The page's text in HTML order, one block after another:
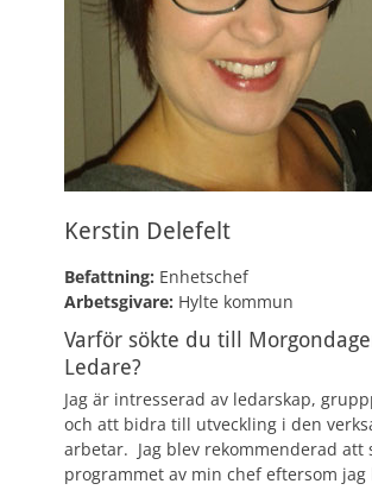
Kerstin Delefelt
Befattning: Enhetschef
Arbetsgivare: Hylte kommun
Varför sökte du till
Ledare?
Jag är intresserad av ledarskap,
och att bidra till utveckling i den
arbetar. Jag blev rekommenderad att
programmet av min chef eftersom jag